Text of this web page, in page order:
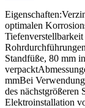
optimalen
Standfüße, 80 mm
mmBei
des nächstgrößeren
Elektroinstallation